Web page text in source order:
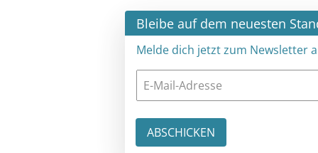
Bleibe auf dem neuesten Stand ×
Melde dich jetzt zum Newsletter an: